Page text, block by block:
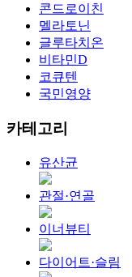
콘드로이친
멜라토닌
글루타치온
비타민D
코큐텐
국민영양
카테고리
유산균
관절·연골
이너뷰티
다이어트·슬림